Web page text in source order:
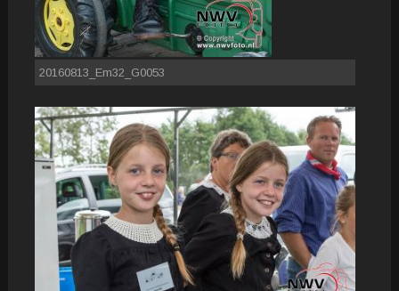
20160813_Em32_G0053